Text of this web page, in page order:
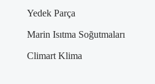
Yedek Parça
Marin Isıtma Soğutmaları
Climart Klima